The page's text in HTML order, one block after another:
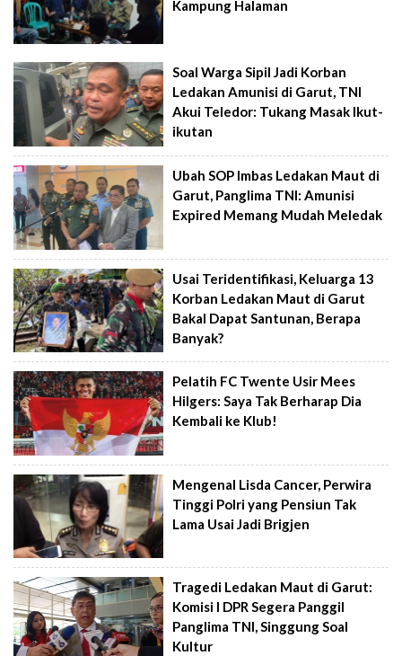
Kampung Halaman
Soal Warga Sipil Jadi Korban
Ledakan Amunisi di Garut, TNI
Akui Teledor: Tukang Masak Ikut-
ikutan
Ubah SOP Imbas Ledakan Maut di
Garut, Panglima TNI: Amunisi
Expired Memang Mudah Meledak
Usai Teridentifikasi, Keluarga 13
Korban Ledakan Maut di Garut
Bakal Dapat Santunan, Berapa
Banyak?
Pelatih FC Twente Usir Mees
Hilgers: Saya Tak Berharap Dia
Kembali ke Klub!
Mengenal Lisda Cancer, Perwira
Tinggi Polri yang Pensiun Tak
Lama Usai Jadi Brigjen
Tragedi Ledakan Maut di Garut:
Komisi I DPR Segera Panggil
Panglima TNI, Singgung Soal
Kultur